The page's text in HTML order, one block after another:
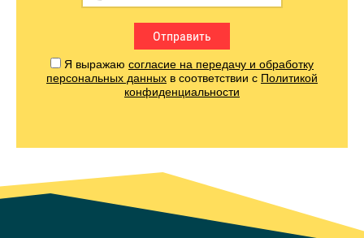
Отправить
Я выражаю согласие на передачу и обработку
персональных данных в соответствии с Политикой
конфиденциальности